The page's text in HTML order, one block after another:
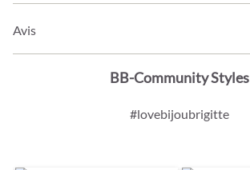
Avis
BB-Community Styles
#lovebijoubrigitte